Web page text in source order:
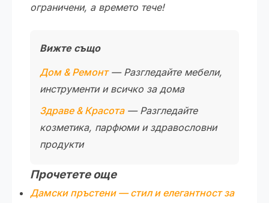
ограничени, а времето тече!
Вижте също
Дом & Ремонт— Разгледайте мебели,
инструменти и всичко за дома
Здраве & Красота— Разгледайте
козметика, парфюми и здравословни
продукти
Прочетете още
Дамски пръстени — стил и елегантност за